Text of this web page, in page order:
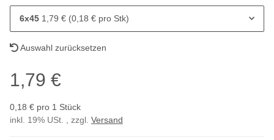
6x45 1,79 € (0,18 € pro Stk)
Auswahl zurücksetzen
1,79 €
0,18 € pro 1 Stück
inkl. 19% USt. , zzgl. Versand